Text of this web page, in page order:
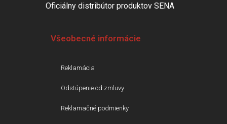
Oficiálny distribútor produktov SENA
Všeobecné informácie
Reklamácia
Odstúpenie od zmluvy
Reklamačné podmienky